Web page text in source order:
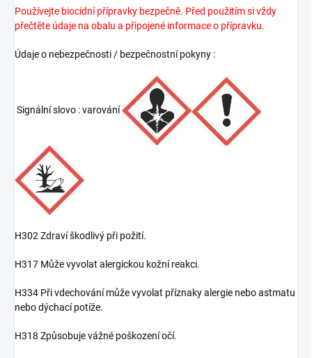
Používejte biocidní přípravky bezpečně. Před použitím si vždy
přečtěte údaje na obalu a připojené informace o přípravku.
Údaje o nebezpečnosti / bezpečnostní pokyny :
Signální slovo : varování
H302 Zdraví škodlivý při požití.
H317 Může vyvolat alergickou kožní reakci.
H334 Při vdechování může vyvolat příznaky alergie nebo astmatu
nebo dýchací potíže.
H318 Způsobuje vážné poškození očí.